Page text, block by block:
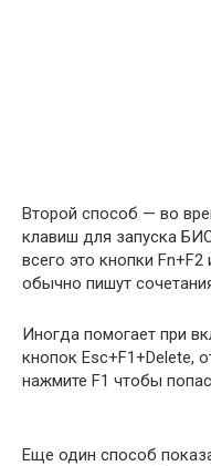
Второй способ — во
клавиш для запуска
всего это кнопки Fn+F2
обычно пишут
Иногда помогает при
кнопок Esc+F1+Delete,
нажмите F1 чтобы
Еще один способ